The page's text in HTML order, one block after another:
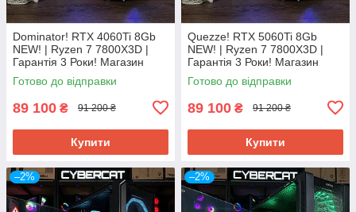
Dominator! RTX 4060Ti 8Gb
NEW! | Ryzen 7 7800Х3D |
Гарантія 3 Роки! Магазин
Ігровий Компютер ПК від
CyberCat
Готово до відправки
89 100 ₴ 91 200 ₴
Купити
Quezze! RTX 5060Ti 8Gb
NEW! | Ryzen 7 7800Х3D |
Гарантія 3 Роки! Магазин
Ігровий Компютер ПК від
CyberCat
Готово до відправки
89 100 ₴ 91 200 ₴
Купити
–2% –2%